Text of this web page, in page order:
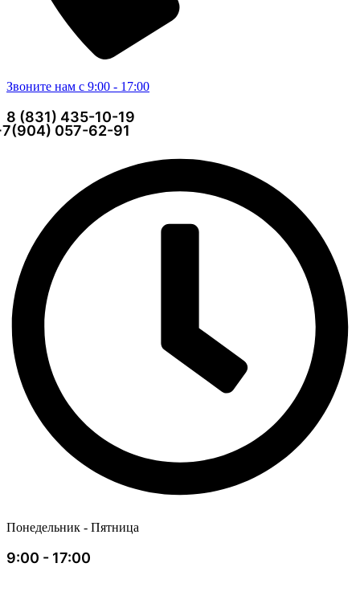
Звоните нам с 9:00 - 17:00
8 (831) 435-10-19
057-62-91
Понедельник - Пятница
9:00 - 17:00